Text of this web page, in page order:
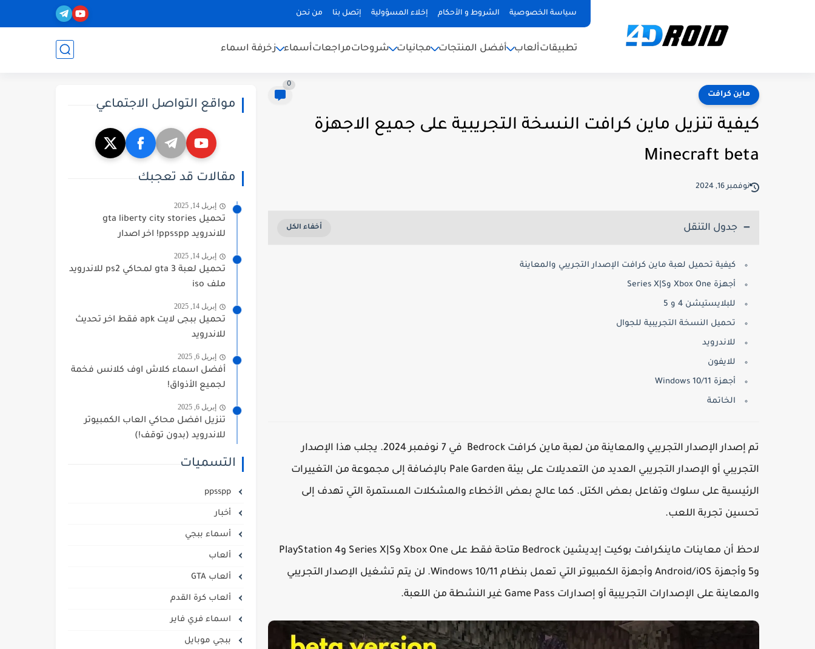
سياسة الخصوصية الشروط و الأحكام إخلاء المسؤولية إتصل بنا من نحن
تطبيقاتألعاب أفضل المنتجات مجانيات شروحاتمراجعاتأسماء زخرفة اسماء
ماين كرافت
0
كيفية تنزيل ماين كرافت النسخة التجريبية على جميع الاجهزة
Minecraft beta
نوفمبر 16, 2024
جدول التنقل
كيفية تحميل لعبة ماين كرافت الإصدار التجريبي والمعاينة
أجهزة Xbox One وSeries X|S
للبلايستيشن 4 و 5
تحميل النسخة التجريبية للجوال
للاندرويد
للايفون
أجهزة Windows 10/11
الخاتمة
تم إصدار الإصدار التجريبي والمعاينة من لعبة ماين كرافت Bedrock في 7 نوفمبر 2024. يجلب هذا الإصدار
التجريبي أو الإصدار التجريبي العديد من التعديلات على بيئة Pale Garden بالإضافة إلى مجموعة من التغييرات
الرئيسية على سلوك وتفاعل بعض الكتل. كما عالج بعض الأخطاء والمشكلات المستمرة التي تهدف إلى
تحسين تجربة اللعب.
لاحظ أن معاينات ماينكرافت بوكيت إيديشين Bedrock متاحة فقط على Xbox One وSeries X|S وPlayStation 4
و5 وأجهزة Android/iOS وأجهزة الكمبيوتر التي تعمل بنظام Windows 10/11. لن يتم تشغيل الإصدار التجريبي
والمعاينة على الإصدارات التجريبية أو إصدارات Game Pass غير النشطة من اللعبة.
مواقع التواصل الاجتماعي
مقالات قد تعجبك
إبريل 14, 2025
تحميل gta liberty city stories
للاندرويد ppsspp! اخر اصدار
إبريل 14, 2025
تحميل لعبة gta 3 لمحاكي ps2 للاندرويد
ملف iso
إبريل 14, 2025
تحميل ببجى لايت apk فقط اخر تحديث
للاندرويد
إبريل 6, 2025
أفضل اسماء كلاش اوف كلانس فخمة
لجميع الأذواق!
إبريل 6, 2025
تنزيل افضل محاكي العاب الكمبيوتر
للاندرويد (بدون توقف!)
التسميات
ppsspp
أخبار
أسماء ببجي
ألعاب
ألعاب GTA
ألعاب كرة القدم
اسماء فري فاير
ببجي موبايل